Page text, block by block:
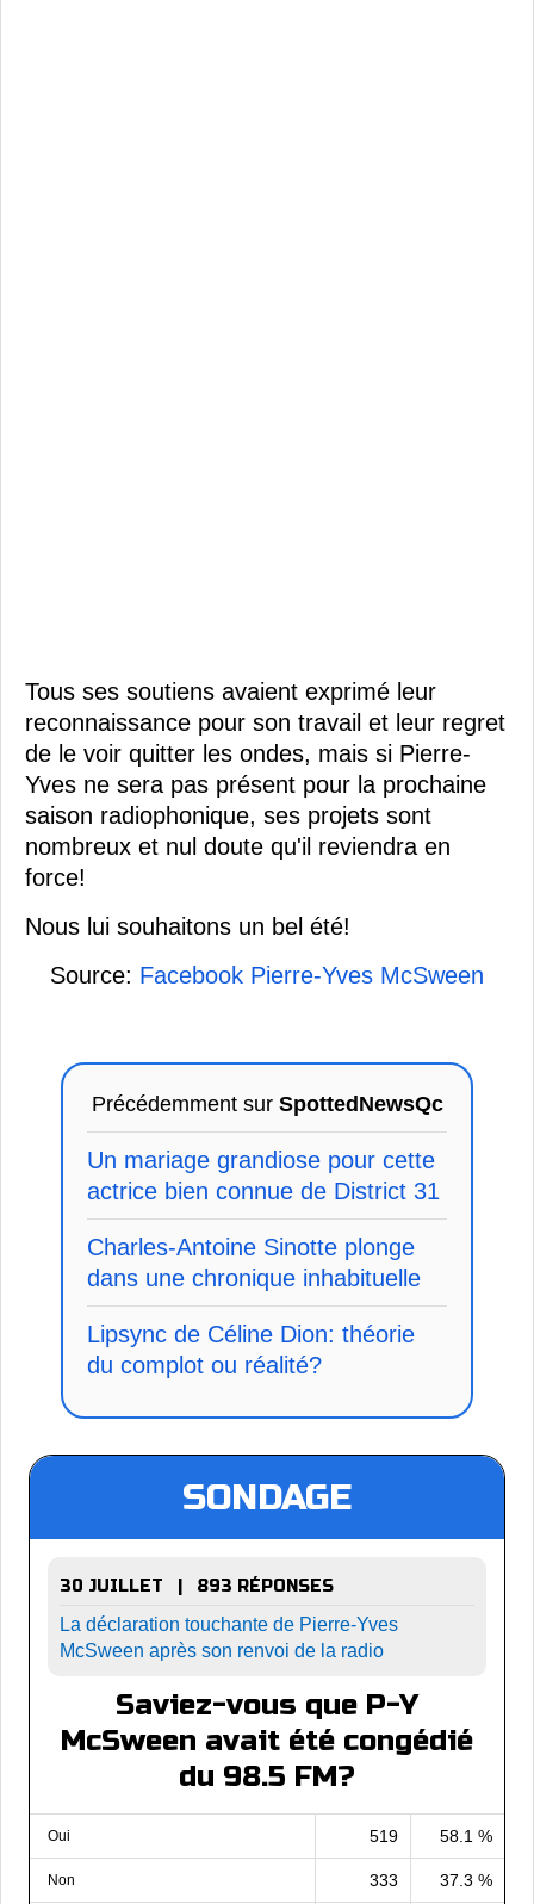
Tous ses soutiens avaient exprimé leur
reconnaissance pour son travail et leur regret
de le voir quitter les ondes, mais si Pierre-
Yves ne sera pas présent pour la prochaine
saison radiophonique, ses projets sont
nombreux et nul doute qu'il reviendra en
force!
Nous lui souhaitons un bel été!
Source: Facebook Pierre-Yves McSween
Précédemment sur SpottedNewsQc
Un mariage grandiose pour cette
actrice bien connue de District 31
Charles-Antoine Sinotte plonge
dans une chronique inhabituelle
Lipsync de Céline Dion: théorie
du complot ou réalité?
SONDAGE
30 JUILLET | 893 RÉPONSES
La déclaration touchante de Pierre-Yves
McSween après son renvoi de la radio
Saviez-vous que P-Y
McSween avait été congédié
du 98.5 FM?
Oui 519 58.1 %
Non 333 37.3 %